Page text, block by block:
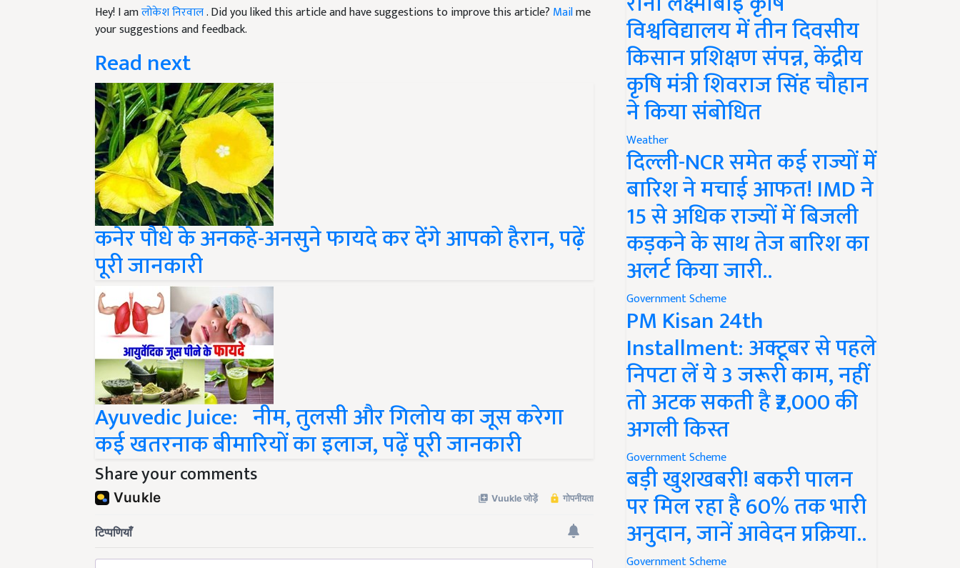
your suggestions and feedback.
Read next
कनेर पौधे के अनकहे-अनसुने फायदे कर देंगे आपको हैरान, पढ़ें
पूरी जानकारी
Ayuvedic Juice: नीम, तुलसी और गिलोय का जूस करेगा
कई खतरनाक बीमारियों का इलाज, पढ़ें पूरी जानकारी
Share your comments
विश्वविद्यालय में तीन दिवसीय
किसान प्रशिक्षण संपन्न, केंद्रीय
कृषि मंत्री शिवराज सिंह चौहान
ने किया संबोधित
Weather
दिल्ली-NCR समेत कई राज्यों में
बारिश ने मचाई आफत! IMD ने
15 से अधिक राज्यों में बिजली
कड़कने के साथ तेज बारिश का
अलर्ट किया जारी..
Government Scheme
PM Kisan 24th
Installment: अक्टूबर से पहले
निपटा लें ये 3 जरूरी काम, नहीं
तो अटक सकती है ₹2,000 की
अगली किस्त
Government Scheme
बड़ी खुशखबरी! बकरी पालन
पर मिल रहा है 60% तक भारी
अनुदान, जानें आवेदन प्रक्रिया..
Government Scheme